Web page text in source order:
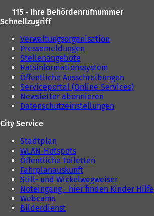
115 - Ihre Behördenrufnummer
Schnellzugriff
Verwaltungsorganisation
Pressemeldungen
Stellenangebote
Ratsinformationssystem
Öffentliche Ausschreibungen
Serviceportal (Online-Services)
Newsletter abonnieren
Datenschutzeinstellungen
City Service
Stadtplan
WLAN-Hotspots
Öffentliche Toiletten
Fahrplanauskunft
Still- und Wickelwegweiser
Noteingang - hier finden Kinder Hilfe
Webcams
Bilderdienst